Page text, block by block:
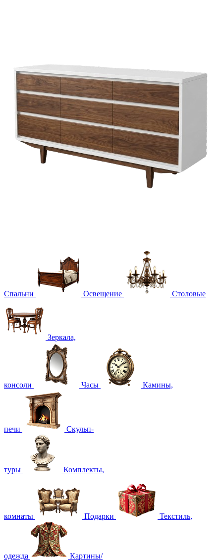
Спальни Освещение Столовые
Зеркала,
консоли Часы Камины,
печи Скульп-
туры Комплекты,
комнаты Подарки Текстиль,
одежда Картины/